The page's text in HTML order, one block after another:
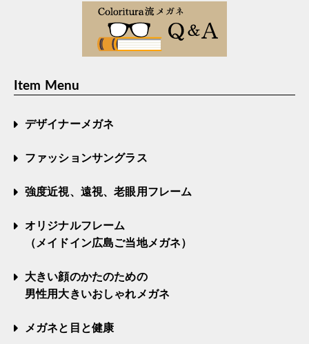
Item Menu
デザイナーメガネ
ファッションサングラス
強度近視、遠視、老眼用フレーム
オリジナルフレーム
（メイドイン広島ご当地メガネ）
大きい顔のかたのための
男性用大きいおしゃれメガネ
メガネと目と健康